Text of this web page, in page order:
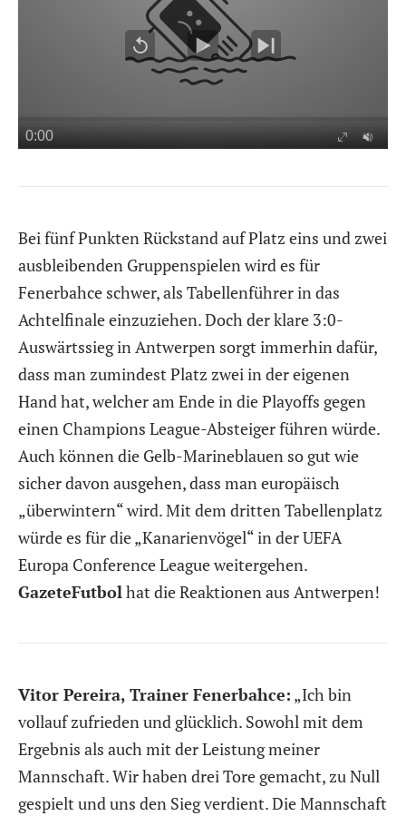
Bei fünf Punkten Rückstand auf Platz eins und zwei
ausbleibenden Gruppenspielen wird es für
Fenerbahce schwer, als Tabellenführer in das
Achtelfinale einzuziehen. Doch der klare 3:0-
Auswärtssieg in Antwerpen sorgt immerhin dafür,
dass man zumindest Platz zwei in der eigenen
Hand hat, welcher am Ende in die Playoffs gegen
einen Champions League-Absteiger führen würde.
Auch können die Gelb-Marineblauen so gut wie
sicher davon ausgehen, dass man europäisch
„überwintern“ wird. Mit dem dritten Tabellenplatz
würde es für die „Kanarienvögel“ in der UEFA
Europa Conference League weitergehen.
GazeteFutbolhat die Reaktionen aus Antwerpen!
Vitor Pereira, Trainer Fenerbahce: „Ich bin
vollauf zufrieden und glücklich. Sowohl mit dem
Ergebnis als auch mit der Leistung meiner
Mannschaft. Wir haben drei Tore gemacht, zu Null
gespielt und uns den Sieg verdient. Die Mannschaft